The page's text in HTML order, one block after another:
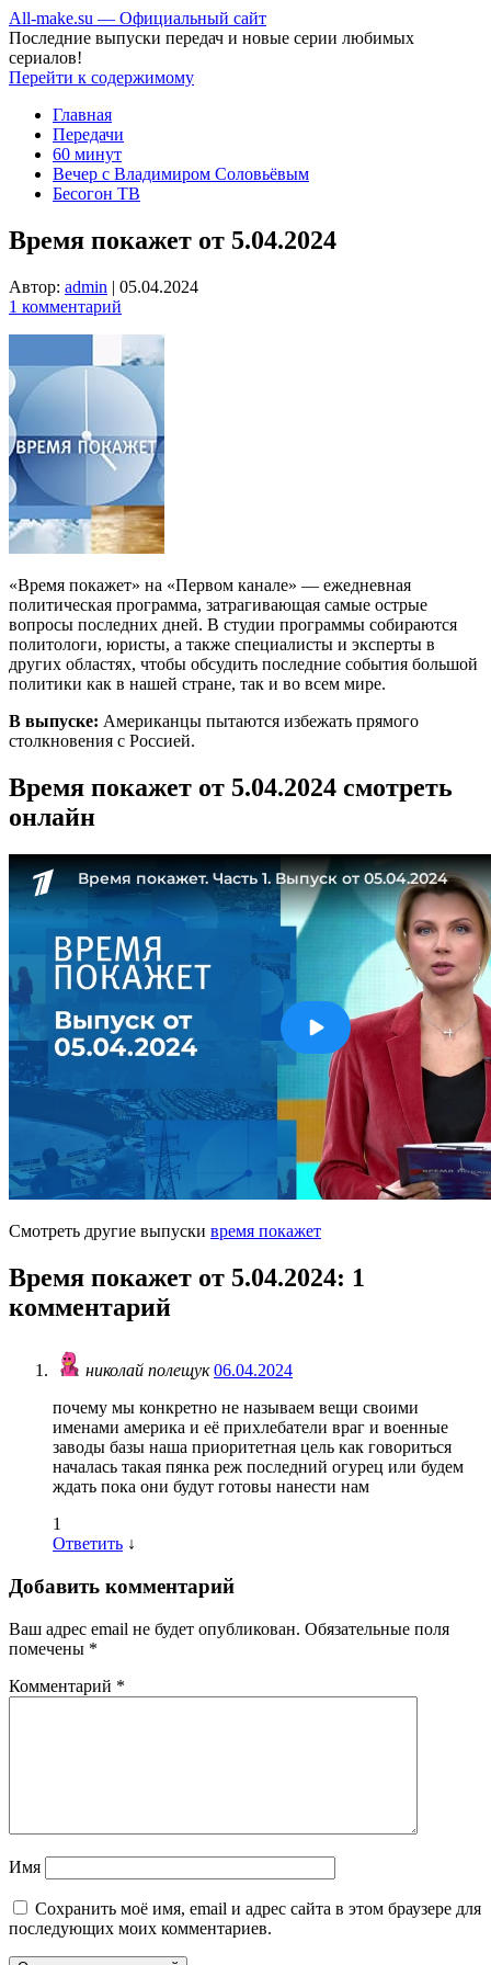
All-make.su — Официальный сайт
Последние выпуски передач и новые серии любимых
сериалов!
Перейти к содержимому
Главная
Передачи
60 минут
Вечер с Владимиром Соловьёвым
Бесогон ТВ
Время покажет от 5.04.2024
Автор: admin | 05.04.2024
1 комментарий
«Время покажет» на «Первом канале» — ежедневная
политическая программа, затрагивающая самые острые
вопросы последних дней. В студии программы собираются
политологи, юристы, а также специалисты и эксперты в
других областях, чтобы обсудить последние события большой
политики как в нашей стране, так и во всем мире.
В выпуске: Американцы пытаются избежать прямого
столкновения с Россией.
Время покажет от 5.04.2024 смотреть
онлайн
Смотреть другие выпуски время покажет
Время покажет от 5.04.2024: 1
комментарий
николай полещук06.04.2024
почему мы конкретно не называем вещи своими
именами америка и её прихлебатели враг и военные
заводы базы наша приоритетная цель как говориться
началась такая пянка реж последний огурец или будем
ждать пока они будут готовы нанести нам
1
Ответить ↓
Добавить комментарий
Ваш адрес email не будет опубликован. Обязательные поля
помечены *
Комментарий *
Имя
Сохранить моё имя, email и адрес сайта в этом браузере для
последующих моих комментариев.